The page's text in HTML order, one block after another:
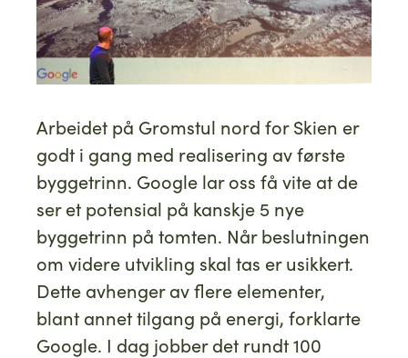
Arbeidet på Gromstul nord for Skien er
godt i gang med realisering av første
byggetrinn. Google lar oss få vite at de
ser et potensial på kanskje 5 nye
byggetrinn på tomten. Når beslutningen
om videre utvikling skal tas er usikkert.
Dette avhenger av flere elementer,
blant annet tilgang på energi, forklarte
Google. I dag jobber det rundt 100